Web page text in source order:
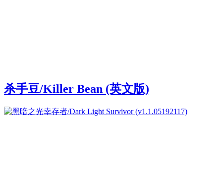
杀手豆/Killer Bean (英文版)